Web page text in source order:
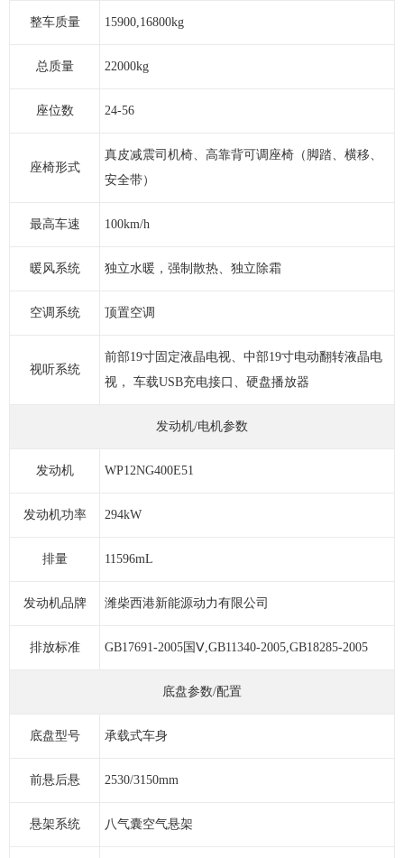
整车质量 15900,16800kg
总质量 22000kg
座位数 24-56
座椅形式
真皮减震司机椅、高靠背可调座椅（脚踏、横移、
安全带）
最高车速 100km/h
暖风系统 独立水暖，强制散热、独立除霜
空调系统 顶置空调
视听系统
前部19寸固定液晶电视、中部19寸电动翻转液晶电
视， 车载USB充电接口、硬盘播放器
发动机/电机参数
发动机 WP12NG400E51
发动机功率 294kW
排量 11596mL
发动机品牌 潍柴西港新能源动力有限公司
排放标准 GB17691-2005国Ⅴ,GB11340-2005,GB18285-2005
底盘参数/配置
底盘型号 承载式车身
前悬后悬 2530/3150mm
悬架系统 八气囊空气悬架